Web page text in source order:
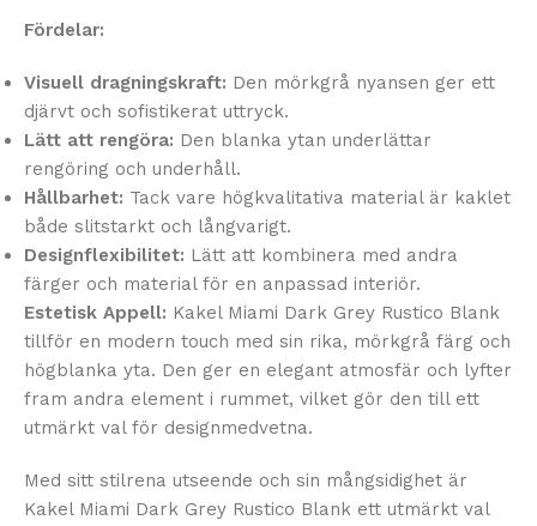
Fördelar:
Visuell dragningskraft: Den mörkgrå nyansen ger ett
djärvt och sofistikerat uttryck.
Lätt att rengöra: Den blanka ytan underlättar
rengöring och underhåll.
Hållbarhet: Tack vare högkvalitativa material är kaklet
både slitstarkt och långvarigt.
Designflexibilitet: Lätt att kombinera med andra
färger och material för en anpassad interiör.
Estetisk Appell: Kakel Miami Dark Grey Rustico Blank
tillför en modern touch med sin rika, mörkgrå färg och
högblanka yta. Den ger en elegant atmosfär och lyfter
fram andra element i rummet, vilket gör den till ett
utmärkt val för designmedvetna.
Med sitt stilrena utseende och sin mångsidighet är
Kakel Miami Dark Grey Rustico Blank ett utmärkt val